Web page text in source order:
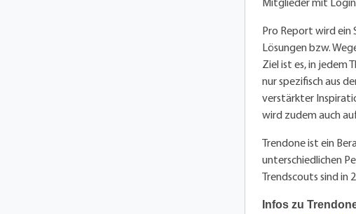
Pro Report wird ein
Lösungen bzw.
Ziel ist es, in jedem
nur spezifisch aus
verstärkter
wird zudem auch
Trendone ist ein
unterschiedlichen
Trendscouts sind in
Infos zu